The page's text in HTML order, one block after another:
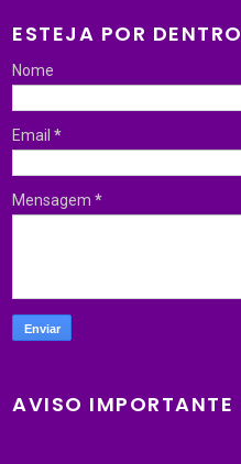
ESTEJA POR DENTRO
Nome
Email*
Mensagem*
AVISO IMPORTANTE